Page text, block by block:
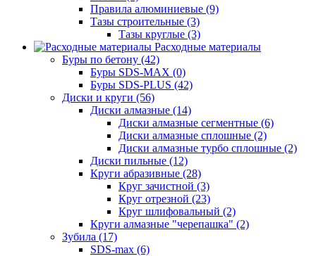
Правила алюминиевые (9)
Тазы строительные (3)
Тазы круглые (3)
Расходные материалы
Буры по бетону (42)
Буры SDS-MAX (0)
Буры SDS-PLUS (42)
Диски и круги (56)
Диски алмазные (14)
Диски алмазные сегментные (6)
Диски алмазные сплошные (2)
Диски алмазные турбо сплошные (2)
Диски пильные (12)
Круги абразивные (28)
Круг зачистной (3)
Круг отрезной (23)
Круг шлифовальный (2)
Круги алмазные "черепашка" (2)
Зубила (17)
SDS-max (6)